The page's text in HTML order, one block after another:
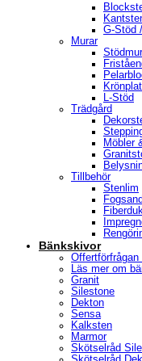
G-Stöd
Murar
L-Stöd
Trädgård
Möbler
Tillbehör
Stenlim
Fogsand
Fiberduk
Bänkskivor
Läs mer om
Granit
Silestone
Dekton
Sensa
Kalksten
Marmor
Skötselråd